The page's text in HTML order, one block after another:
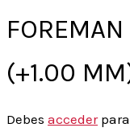
(+1.00
Debes acceder